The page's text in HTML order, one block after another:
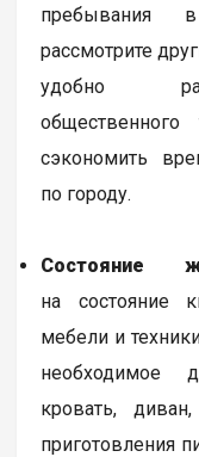
пребывания
рассмотрите
удобно
сэкономить
по городу.
Состояние
на состояние
мебели и
необходимое
кровать,
приготовления